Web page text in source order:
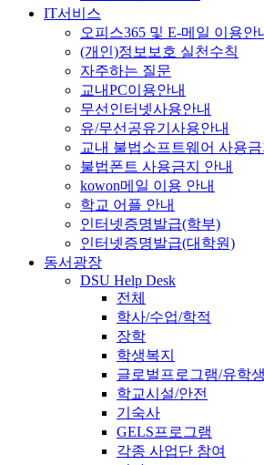
IT서비스
오피스365 및 E-메일 이용안
(개인)정보보호 실천수칙
자주하는 질문
교내PC이용안내
무선인터넷사용안내
유/무선공유기사용안내
교내 불법소프트웨어 사용금
불법폰트 사용금지 안내
kowon메일 이용 안내
학교 어플 안내
인터넷증명발급(학부)
인터넷증명발급(대학원)
동서광장
DSU Help Desk
전체
학사/수업/학적
장학
학생복지
글로벌프로그램/유학
학교시설/안전
기숙사
GELS프로그램
각종 사업단 참여